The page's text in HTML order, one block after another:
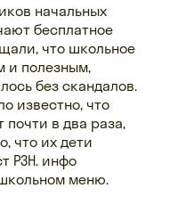
начальных
бесплатное
что школьное
и полезным,
без скандалов.
известно, что
в два раза,
что их дети
РЗН. инфо
меню.